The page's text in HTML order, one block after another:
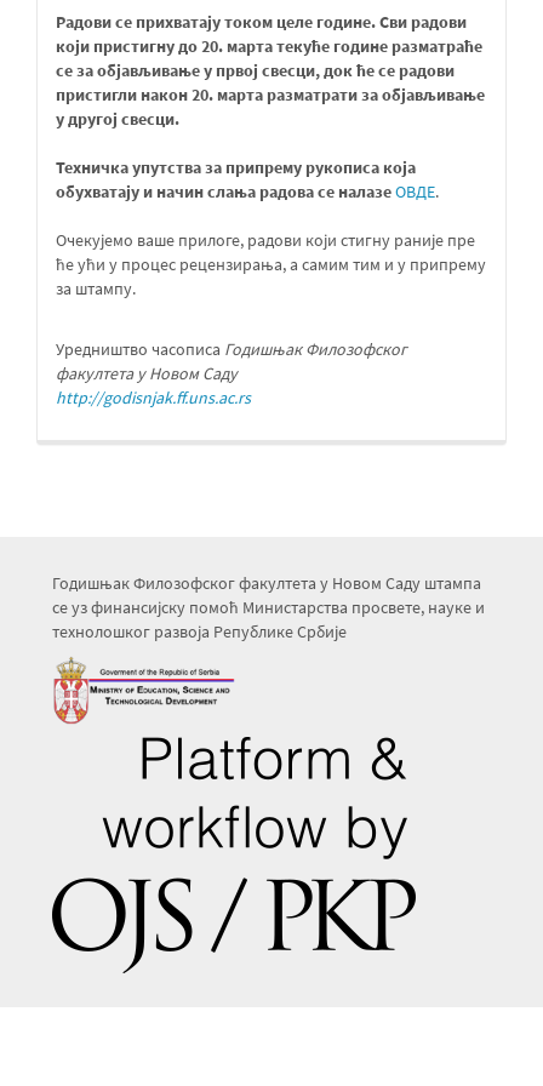
Радови се прихватају током целе године. Сви радови
који пристигну до 20. марта текуће године разматраће
се за објављивање у првој свесци, док ће се радови
пристигли након 20. марта разматрати за објављивање
у другој свесци.
Техничка упутства за припрему рукописа која
обухватају и начин слања радова се налазеОВДЕ.
Очекујемо ваше прилоге, радови који стигну раније пре
ће ући у процес рецензирања, а самим тим и у припрему
за штампу.
Уредништво часописа Годишњак Филозофског
факултета у Новом Саду
http://godisnjak.ff.uns.ac.rs
Годишњак Филозофског факултета у Новом Саду штампа
се уз финансијску помоћ Министарства просвете, науке и
технолошког развоја Републике Србије